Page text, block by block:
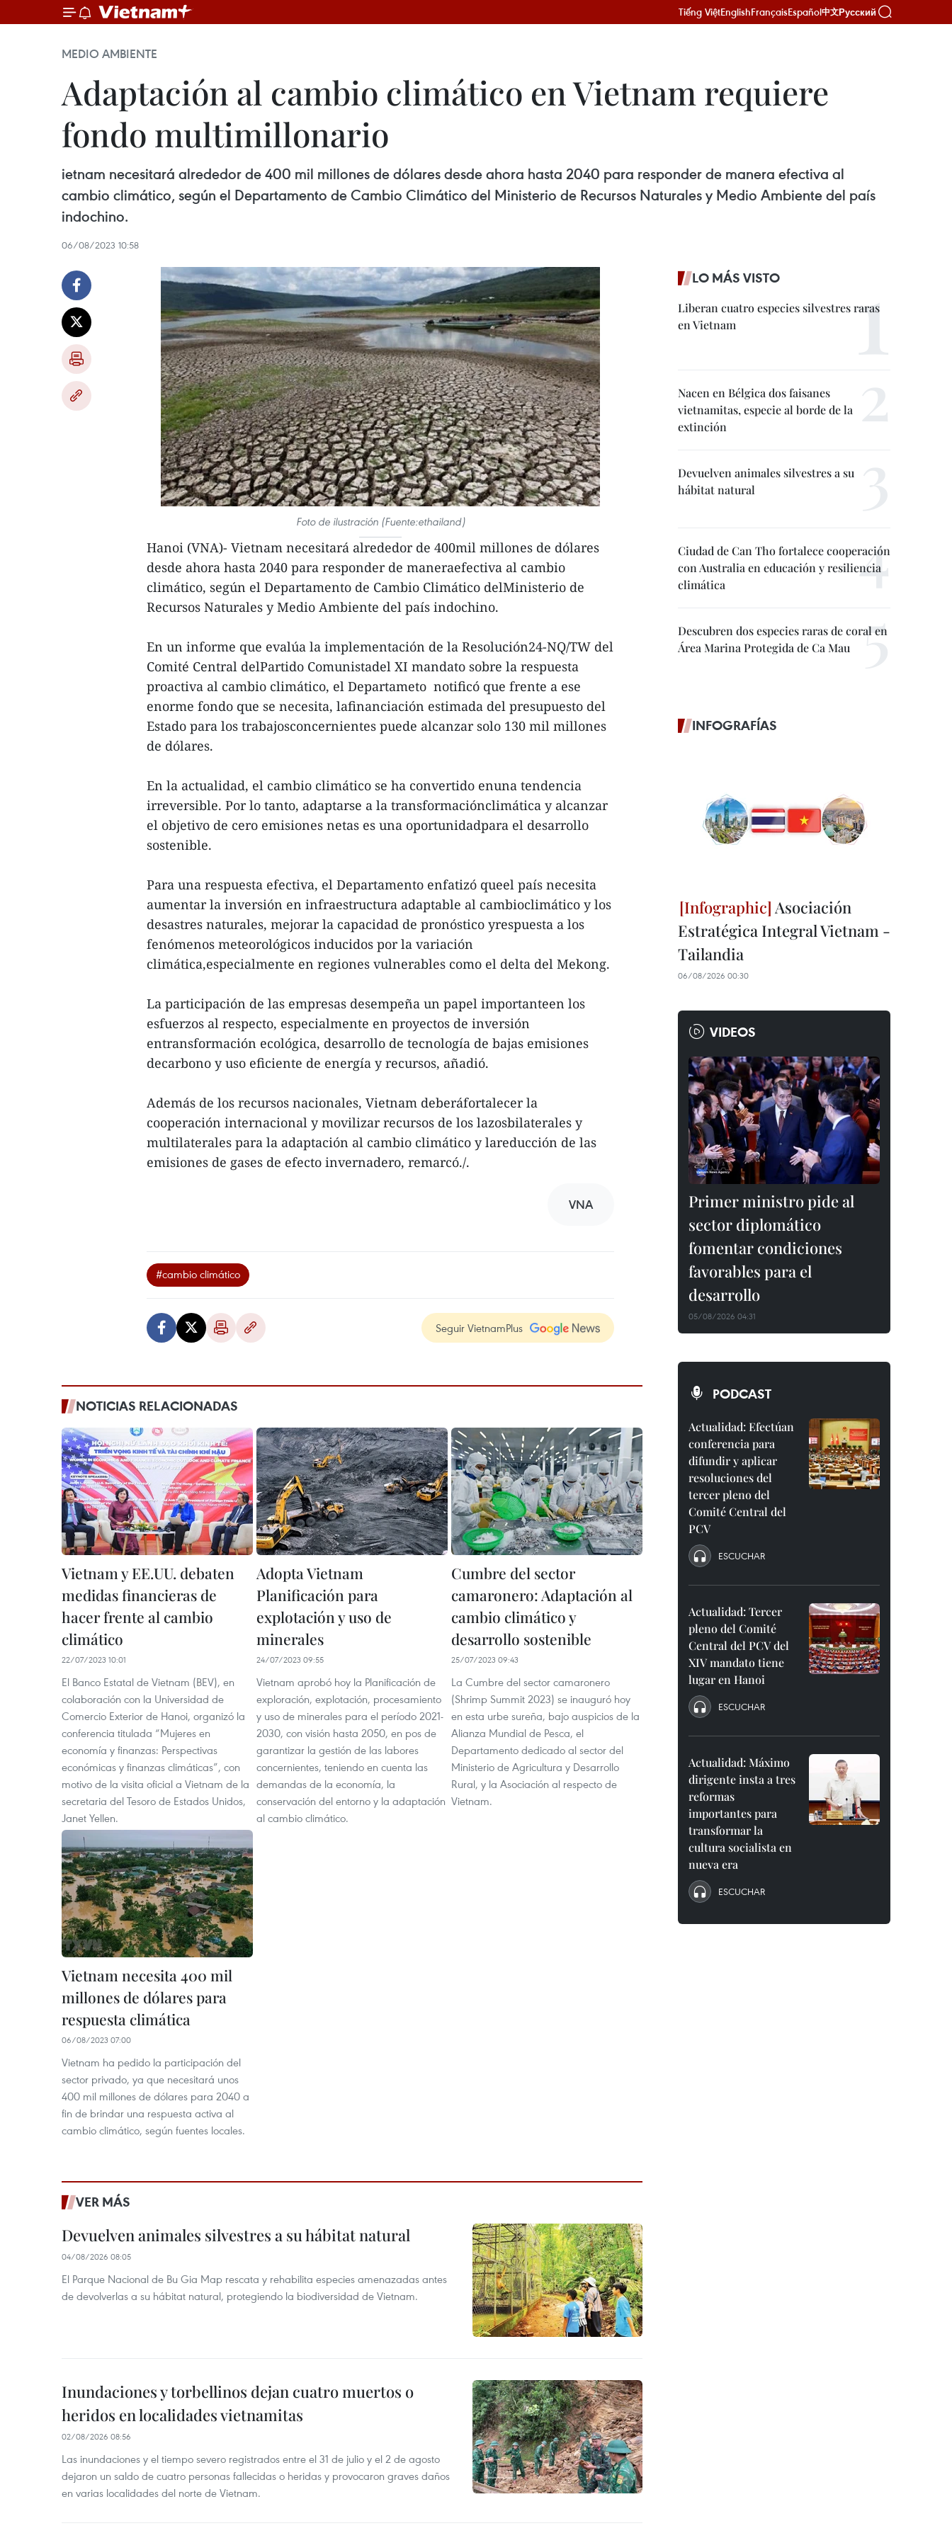
Tiếng ViệtEnglishFrançaisEspañol中文Русский
MEDIO AMBIENTE
Adaptación al cambio climático en Vietnam requiere
fondo multimillonario
ietnam necesitará alrededor de 400 mil millones de dólares desde ahora hasta 2040 para responder de manera efectiva al
cambio climático, según el Departamento de Cambio Climático del Ministerio de Recursos Naturales y Medio Ambiente del país
indochino.
06/08/2023 10:58
Foto de ilustración (Fuente:ethailand)
Hanoi (VNA)- Vietnam necesitará alrededor de 400mil millones de dólares
desde ahora hasta 2040 para responder de maneraefectiva al cambio
climático, según el Departamento de Cambio Climático delMinisterio de
Recursos Naturales y Medio Ambiente del país indochino.
En un informe que evalúa la implementación de la Resolución24-NQ/TW del
Comité Central delPartido Comunistadel XI mandato sobre la respuesta
proactiva al cambio climático, el Departameto notificó que frente a ese
enorme fondo que se necesita, lafinanciación estimada del presupuesto del
Estado para los trabajosconcernientes puede alcanzar solo 130 mil millones
de dólares.
En la actualidad, el cambio climático se ha convertido enuna tendencia
irreversible. Por lo tanto, adaptarse a la transformaciónclimática y alcanzar
el objetivo de cero emisiones netas es una oportunidadpara el desarrollo
sostenible.
Para una respuesta efectiva, el Departamento enfatizó queel país necesita
aumentar la inversión en infraestructura adaptable al cambioclimático y los
desastres naturales, mejorar la capacidad de pronóstico yrespuesta a los
fenómenos meteorológicos inducidos por la variación
climática,especialmente en regiones vulnerables como el delta del Mekong.
La participación de las empresas desempeña un papel importanteen los
esfuerzos al respecto, especialmente en proyectos de inversión
entransformación ecológica, desarrollo de tecnología de bajas emisiones
decarbono y uso eficiente de energía y recursos, añadió.
Además de los recursos nacionales, Vietnam deberáfortalecer la
cooperación internacional y movilizar recursos de los lazosbilaterales y
multilaterales para la adaptación al cambio climático y lareducción de las
emisiones de gases de efecto invernadero, remarcó./.
VNA
#cambio climático
Seguir VietnamPlus
NOTICIAS RELACIONADAS
Vietnam y EE.UU. debaten
medidas financieras de
hacer frente al cambio
climático
22/07/2023 10:01
El Banco Estatal de Vietnam (BEV), en
colaboración con la Universidad de
Comercio Exterior de Hanoi, organizó la
conferencia titulada “Mujeres en
economía y finanzas: Perspectivas
económicas y finanzas climáticas”, con
motivo de la visita oficial a Vietnam de la
secretaria del Tesoro de Estados Unidos,
Janet Yellen.
Adopta Vietnam
Planificación para
explotación y uso de
minerales
24/07/2023 09:55
Vietnam aprobó hoy la Planificación de
exploración, explotación, procesamiento
y uso de minerales para el período 2021-
2030, con visión hasta 2050, en pos de
garantizar la gestión de las labores
concernientes, teniendo en cuenta las
demandas de la economía, la
conservación del entorno y la adaptación
al cambio climático.
Cumbre del sector
camaronero: Adaptación al
cambio climático y
desarrollo sostenible
25/07/2023 09:43
La Cumbre del sector camaronero
(Shrimp Summit 2023) se inauguró hoy
en esta urbe sureña, bajo auspicios de la
Alianza Mundial de Pesca, el
Departamento dedicado al sector del
Ministerio de Agricultura y Desarrollo
Rural, y la Asociación al respecto de
Vietnam.
Vietnam necesita 400 mil
millones de dólares para
respuesta climática
06/08/2023 07:00
Vietnam ha pedido la participación del
sector privado, ya que necesitará unos
400 mil millones de dólares para 2040 a
fin de brindar una respuesta activa al
cambio climático, según fuentes locales.
VER MÁS
Devuelven animales silvestres a su hábitat natural
04/08/2026 08:05
El Parque Nacional de Bu Gia Map rescata y rehabilita especies amenazadas antes
de devolverlas a su hábitat natural, protegiendo la biodiversidad de Vietnam.
Inundaciones y torbellinos dejan cuatro muertos o
heridos en localidades vietnamitas
02/08/2026 08:56
Las inundaciones y el tiempo severo registrados entre el 31 de julio y el 2 de agosto
dejaron un saldo de cuatro personas fallecidas o heridas y provocaron graves daños
en varias localidades del norte de Vietnam.
LO MÁS VISTO
Liberan cuatro especies silvestres raras
en Vietnam
Nacen en Bélgica dos faisanes
vietnamitas, especie al borde de la
extinción
Devuelven animales silvestres a su
hábitat natural
Ciudad de Can Tho fortalece cooperación
con Australia en educación y resiliencia
climática
Descubren dos especies raras de coral en
Área Marina Protegida de Ca Mau
INFOGRAFÍAS
Asociación
Estratégica Integral Vietnam -
Tailandia
06/08/2026 00:30
VIDEOS
Primer ministro pide al
sector diplomático
fomentar condiciones
favorables para el
desarrollo
05/08/2026 04:31
PODCAST
Actualidad: Efectúan
conferencia para
difundir y aplicar
resoluciones del
tercer pleno del
Comité Central del
PCV
ESCUCHAR
Actualidad: Tercer
pleno del Comité
Central del PCV del
XIV mandato tiene
lugar en Hanoi
ESCUCHAR
Actualidad: Máximo
dirigente insta a tres
reformas
importantes para
transformar la
cultura socialista en
nueva era
ESCUCHAR